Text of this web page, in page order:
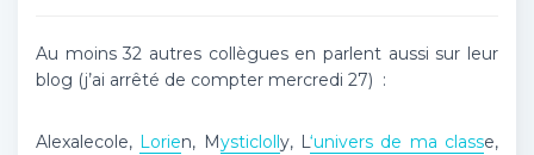
Au moins 32 autres collègues en parlent aussi sur leur
blog (j’ai arrêté de compter mercredi 27) :
Alexalecole, Lorien, Mysticloll y, L‘univers de ma classe,